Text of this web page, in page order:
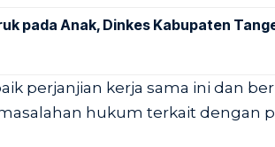
pada Anak, Dinkes Kabupaten
perjanjian kerja sama ini dan
hukum terkait dengan